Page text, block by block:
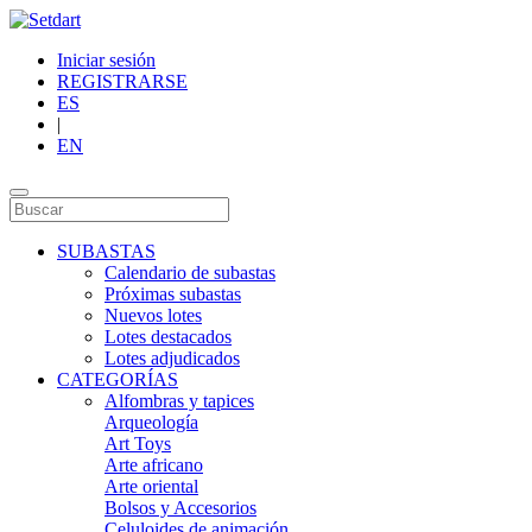
Iniciar sesión
REGISTRARSE
ES
|
EN
SUBASTAS
Calendario de subastas
Próximas subastas
Nuevos lotes
Lotes destacados
Lotes adjudicados
CATEGORÍAS
Alfombras y tapices
Arqueología
Art Toys
Arte africano
Arte oriental
Bolsos y Accesorios